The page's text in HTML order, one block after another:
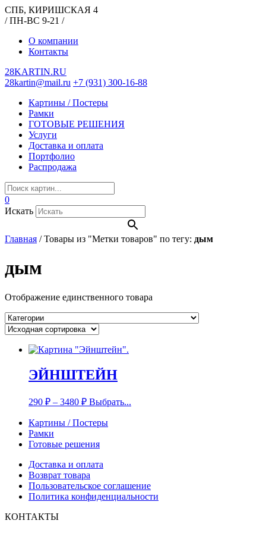
СПБ, КИРИШСКАЯ 4
/ ПН-ВС 9-21 /
О компании
Контакты
28KARTIN.RU
28kartin@mail.ru +7 (931) 300-16-88
Картины / Постеры
Рамки
ГОТОВЫЕ РЕШЕНИЯ
Услуги
Доставка и оплата
Портфолио
Распродажа
0
Искать
Главная /Товары из "Метки товаров" по тегу: дым
дым
Отображение единственного товара
ЭЙНШТЕЙН
290 ₽ – 3480 ₽ Выбрать...
Картины / Постеры
Рамки
Готовые решения
Доставка и оплата
Возврат товара
Пользовательское соглашение
Политика конфиденциальности
КОНТАКТЫ